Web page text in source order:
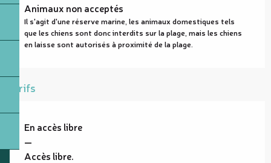
Animaux non acceptés
Il s'agit d'une réserve marine, les animaux domestiques tels
que les chiens sont donc interdits sur la plage, mais les chiens
en laisse sont autorisés à proximité de la plage.
Tarifs
En accès libre
—
Accès libre.